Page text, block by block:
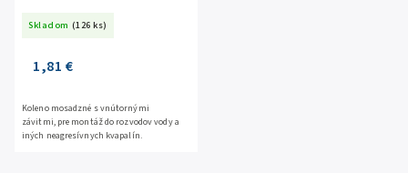
Skladom (126 ks)
1,81 €
Koleno mosadzné s vnútornými
závitmi, pre montáž do rozvodov vody a
iných neagresívnych kvapalín.